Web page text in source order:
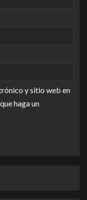
y sitio web en
haga un